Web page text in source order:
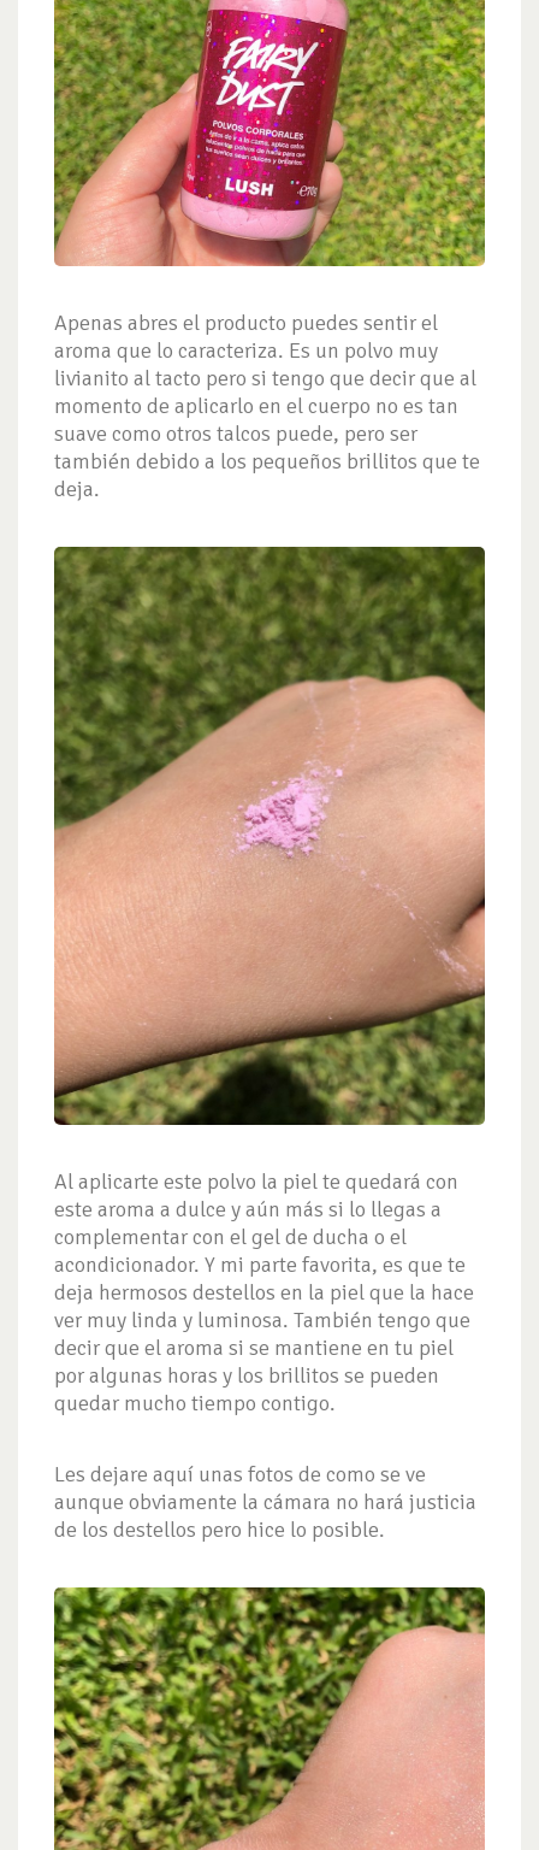
Apenas abres el producto puedes sentir el
aroma que lo caracteriza. Es un polvo muy
livianito al tacto pero si tengo que decir que al
momento de aplicarlo en el cuerpo no es tan
suave como otros talcos puede, pero ser
también debido a los pequeños brillitos que te
deja.
Al aplicarte este polvo la piel te quedará con
este aroma a dulce y aún más si lo llegas a
complementar con el gel de ducha o el
acondicionador. Y mi parte favorita, es que te
deja hermosos destellos en la piel que la hace
ver muy linda y luminosa. También tengo que
decir que el aroma si se mantiene en tu piel
por algunas horas y los brillitos se pueden
quedar mucho tiempo contigo.
Les dejare aquí unas fotos de como se ve
aunque obviamente la cámara no hará justicia
de los destellos pero hice lo posible.